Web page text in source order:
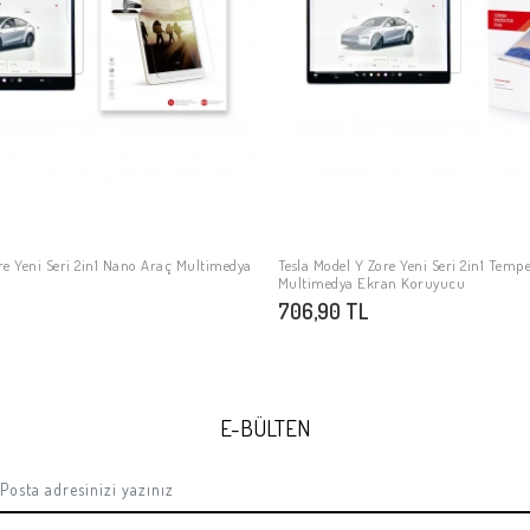
SEPETE EKLE
Yeni Seri 2in1 Nano Araç Multimedya
SEPETE EKLE
Tesla Model Y Zore Yeni Seri 2in1
Multimedya Ekran Koruyucu
706,90 TL
E-BÜLTEN